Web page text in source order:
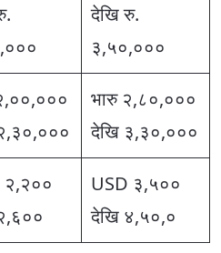
देखि रु.
३,५०,०००
भारु २,८०,०००
देखि ३,३०,०००
२,२००
USD ३,५००
देखि ४,५०,०